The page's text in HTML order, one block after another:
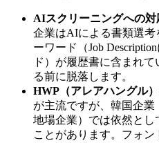
AIスクリーニングへの対
企業はAIによる書類選考
ーワード（Job
ド）が履歴書に含まれ
る前に脱落します。
HWP（アレアハングル
が主流ですが、韓国企
地場企業）では依然とし
ことがあります。フォ